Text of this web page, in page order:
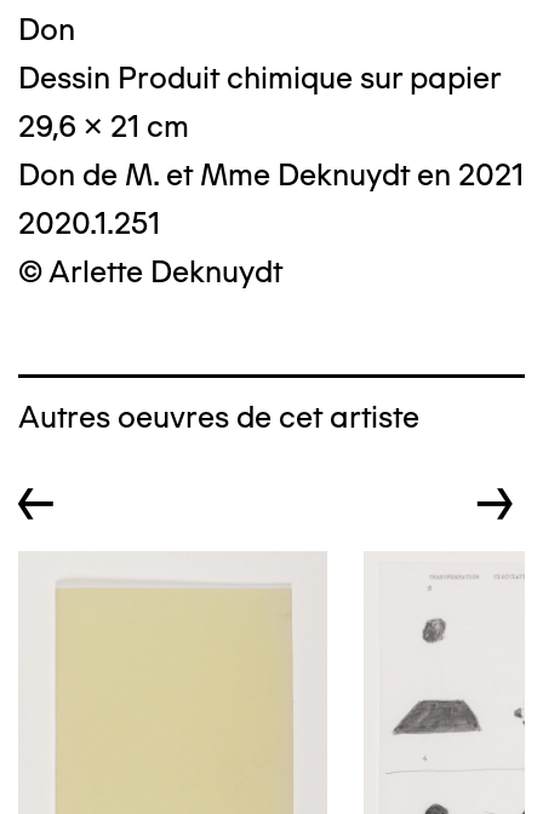
Don
Dessin Produit chimique sur papier
29,6 x 21 cm
Don de M. et Mme Deknuydt en 2021
2020.1.251
© Arlette Deknuydt
Autres oeuvres de cet artiste
← →